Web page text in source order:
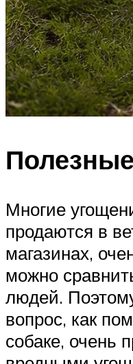
Многие
продаются в
магазинах,
можно
людей.
вопрос, как
собаке, очень